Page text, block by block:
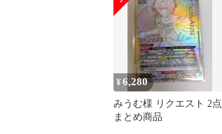
¥6,280
みうむ様 リクエスト 2点
まとめ商品